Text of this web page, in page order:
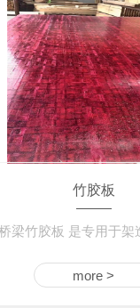
竹胶板
more >